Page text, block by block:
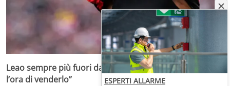
Leao sempre più fuori dal Milan di Allegri: “Non vedono
l’ora di venderlo”
ESPERTI ALLARME